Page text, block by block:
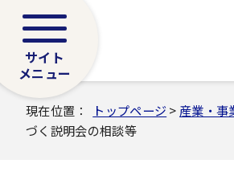
サイト
メニュー
現在位置： トップページ > 産業・事
づく説明会の相談等